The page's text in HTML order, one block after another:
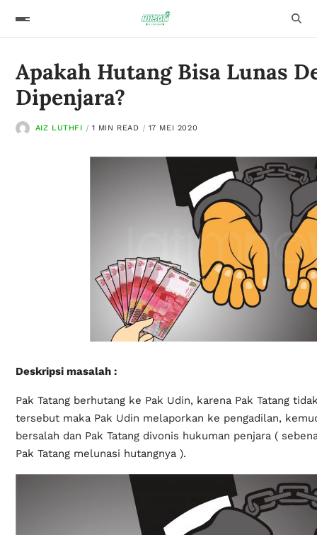
Apakah Hutang Bisa Lunas
Dipenjara?
AIZ LUTHFI 1 MIN READ 17 MEI 2020
Deskripsi masalah :
Pak Tatang berhutang ke Pak Udin, karena Pak Tatang
tersebut maka Pak Udin melaporkan ke pengadilan,
bersalah dan Pak Tatang divonis hukuman penjara (
Pak Tatang melunasi hutangnya ).